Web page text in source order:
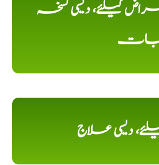
کیلئے، دیسی نسخہ
دیسی علاج